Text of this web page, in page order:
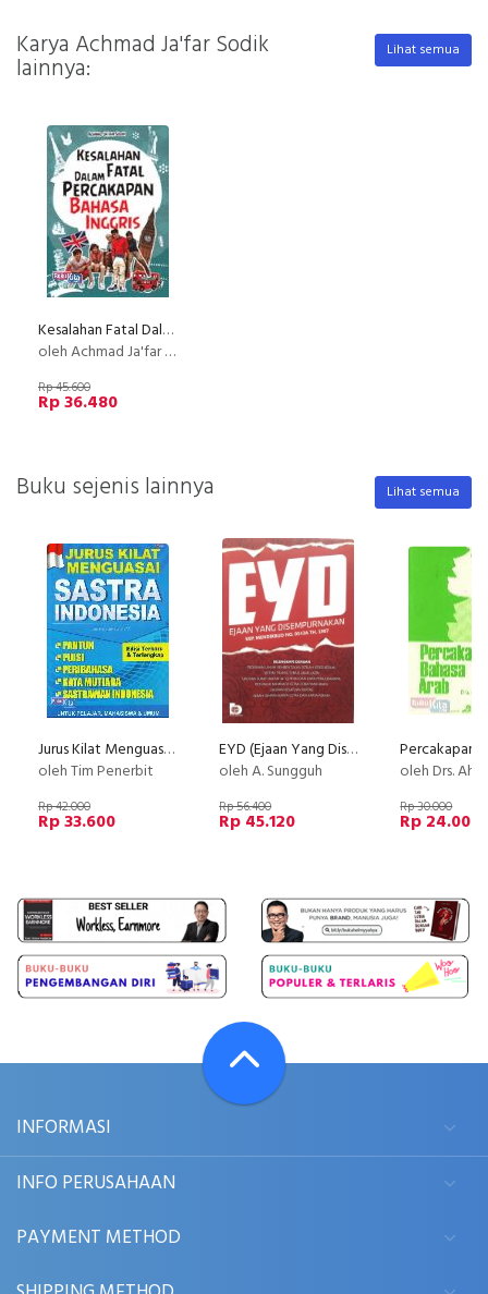
Karya Achmad Ja'far Sodik
lainnya:
Lihat semua
Kesalahan Fatal Dalam Percakapan Bahasa Inggris
oleh Achmad Ja'far Sodik
Rp 45.600
Rp 36.480
Buku sejenis lainnya Lihat semua
Jurus Kilat Menguasai Sastra Indonesia
oleh Tim Penerbit
Rp 42.000
Rp 33.600
EYD (Ejaan Yang Disempurnakan) KEP. MENDIKBUD NO. 0543A TH.1987 (Disc 50%)
oleh A. Sungguh
Rp 56.400
Rp 45.120
oleh Drs. Ahmad
Rp 30.000
Rp 24.000
INFORMASI
INFO PERUSAHAAN
PAYMENT METHOD